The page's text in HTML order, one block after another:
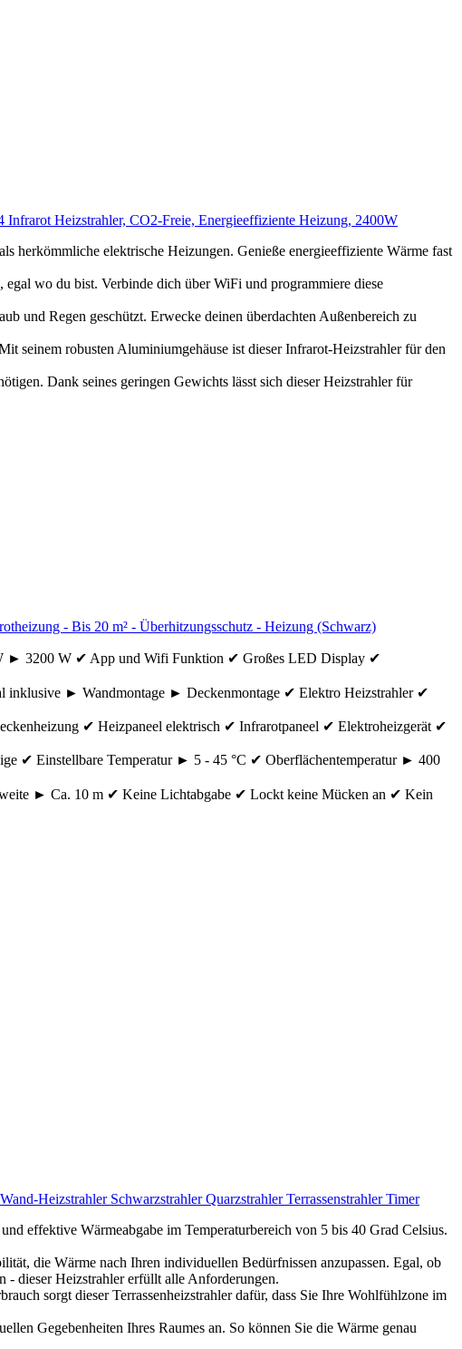
Heizstrahler, CO2-Freie, Energieeffiziente Heizung, 2400W
elektrische Heizungen. Genieße energieeffiziente Wärme fast
wo du bist. Verbinde dich über WiFi und programmiere diese
und Regen geschützt. Erwecke deinen überdachten Außenbereich zu
robusten Aluminiumgehäuse ist dieser Infrarot-Heizstrahler für den
Dank seines geringen Gewichts lässt sich dieser Heizstrahler für
- Bis 20 m² - Überhitzungsschutz - Heizung (Schwarz)
3200 W ✔ App und Wifi Funktion ✔ Großes LED Display ✔
inklusive ► Wandmontage ► Deckenmontage ✔ Elektro Heizstrahler ✔
✔ Heizpaneel elektrisch ✔ Infrarotpaneel ✔ Elektroheizgerät ✔
✔ Einstellbare Temperatur ► 5 - 45 °C ✔ Oberflächentemperatur ► 400
► Ca. 10 m ✔ Keine Lichtabgabe ✔ Lockt keine Mücken an ✔ Kein
Heizstrahler Schwarzstrahler Quarzstrahler Terrassenstrahler Timer
Wärmeabgabe im Temperaturbereich von 5 bis 40 Grad Celsius.
Wärme nach Ihren individuellen Bedürfnissen anzupassen. Egal, ob
- dieser Heizstrahler erfüllt alle Anforderungen.
dieser Terrassenheizstrahler dafür, dass Sie Ihre Wohlfühlzone im
Gegebenheiten Ihres Raumes an. So können Sie die Wärme genau